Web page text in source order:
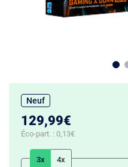
Neuf
129,99€
Éco-part. : 0,13€
3x 4x